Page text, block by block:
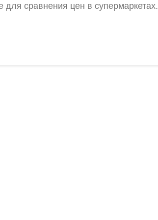
сравнения цен в супермаркетах.